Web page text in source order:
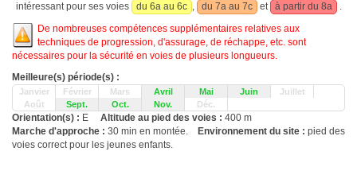
intéressant pour ses voies
du 6a au 6c , du 7a au 7c et à partir du 8a
.
De nombreuses compétences supplémentaires relatives aux
techniques de progression, d'assurage, de réchappe, etc. sont
nécessaires pour la sécurité en voies de plusieurs longueurs.
Meilleure(s) période(s) :
Janvier Février Mars Avril Mai Juin
Juillet
Août
Sept. Oct. Nov. Déc.
Orientation(s) : E Altitude au pied des voies : 400 m
Marche d'approche : 30 min en montée. Environnement du site : pied des
voies correct pour les jeunes enfants.